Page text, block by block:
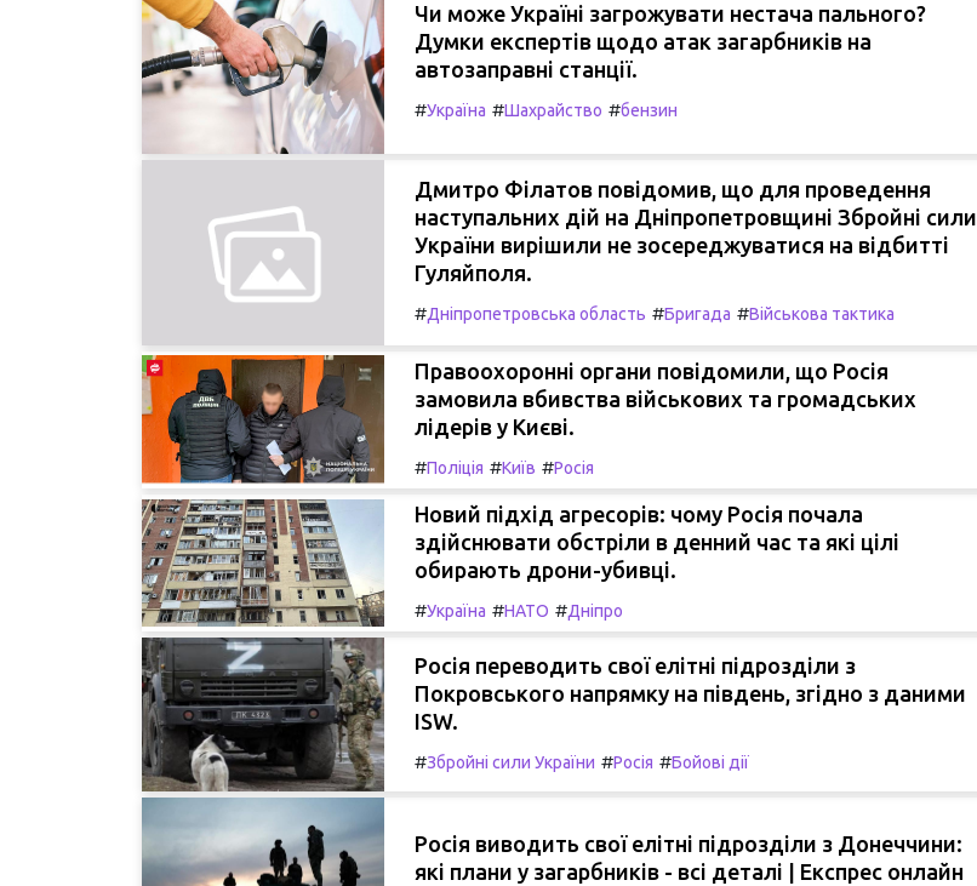
Чи може Україні загрожувати нестача пального?
Думки експертів щодо атак загарбників на
автозаправні станції.
#Україна #Шахрайство #бензин
Дмитро Філатов повідомив, що для проведення
наступальних дій на Дніпропетровщині Збройні сили
України вирішили не зосереджуватися на відбитті
Гуляйполя.
#Дніпропетровська область #Бригада #Військова тактика
Правоохоронні органи повідомили, що Росія
замовила вбивства військових та громадських
лідерів у Києві.
#Поліція #Київ #Росія
Новий підхід агресорів: чому Росія почала
здійснювати обстріли в денний час та які цілі
обирають дрони-убивці.
#Україна #НАТО #Дніпро
Росія переводить свої елітні підрозділи з
Покровського напрямку на південь, згідно з даними
ISW.
#Збройні сили України #Росія #Бойові дії
Росія виводить свої елітні підрозділи з Донеччини:
які плани у загарбників - всі деталі | Експрес онлайн